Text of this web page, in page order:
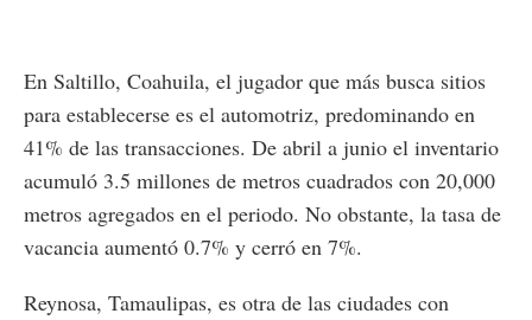
En Saltillo, Coahuila, el jugador que más busca sitios
para establecerse es el automotriz, predominando en
41% de las transacciones. De abril a junio el inventario
acumuló 3.5 millones de metros cuadrados con 20,000
metros agregados en el periodo. No obstante, la tasa de
vacancia aumentó 0.7% y cerró en 7%.
Reynosa, Tamaulipas, es otra de las ciudades con